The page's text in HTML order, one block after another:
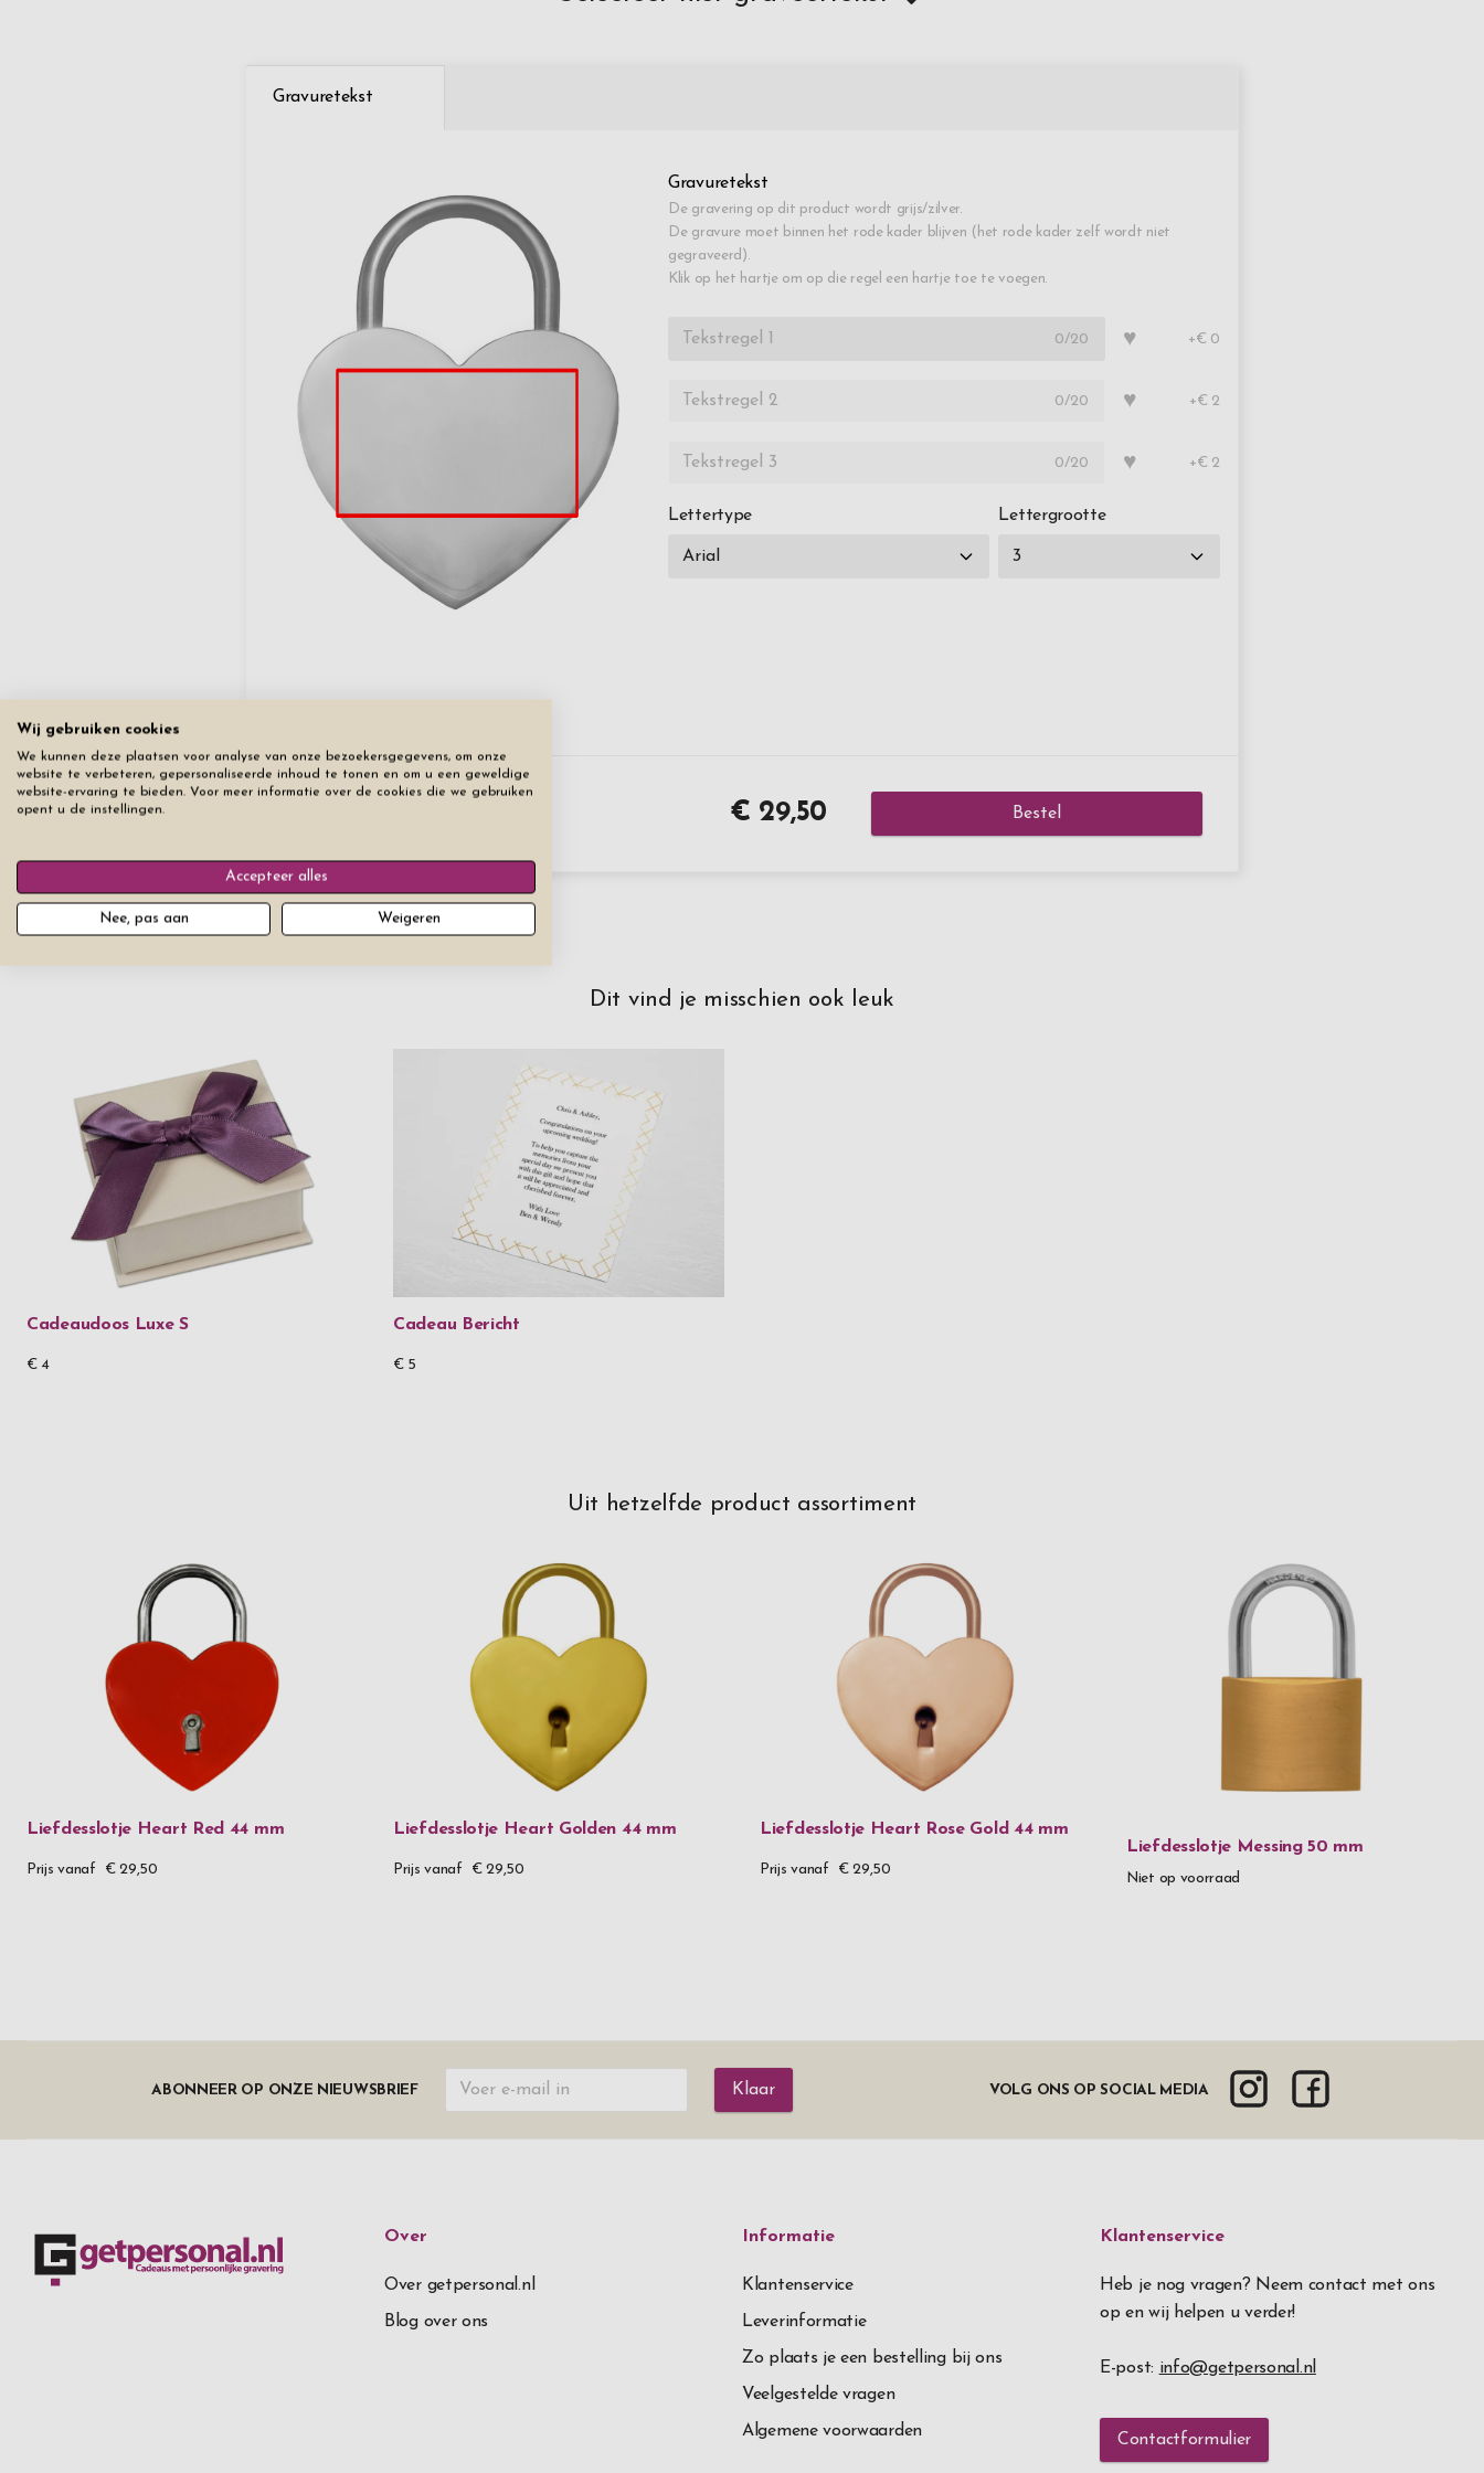
Gravuretekst
Gravuretekst
De gravering op dit product wordt grijs/zilver.
De gravure moet binnen het rode kader blijven (het rode kader zelf wordt niet
gegraveerd).
Klik op het hartje om op die regel een hartje toe te voegen.
0/20 ♥ +€ 0
0/20 ♥ +€ 2
0/20 ♥ +€ 2
Lettertype Lettergrootte
€ 29,50 Bestel
Dit vind je misschien ook leuk
Cadeaudoos Luxe S
€ 4
Cadeau Bericht
€ 5
Uit hetzelfde product assortiment
Liefdesslotje Heart Red 44 mm
Prijs vanaf € 29,50
Liefdesslotje Heart Golden 44 mm
Prijs vanaf € 29,50
Liefdesslotje Heart Rose Gold 44 mm
Prijs vanaf € 29,50
Liefdesslotje Messing 50 mm
Niet op voorraad
ABONNEER OP ONZE NIEUWSBRIEF Klaar VOLG ONS OP SOCIAL MEDIA
Over
Over getpersonal.nl
Blog over ons
Informatie
Klantenservice
Leverinformatie
Zo plaats je een bestelling bij ons
Veelgestelde vragen
Algemene voorwaarden
Klantenservice
Heb je nog vragen? Neem contact met ons
op en wij helpen u verder!
E-post: info@getpersonal.nl
Contactformulier
Wij gebruiken cookies
We kunnen deze plaatsen voor analyse van onze bezoekersgegevens, om onze
website te verbeteren, gepersonaliseerde inhoud te tonen en om u een geweldige
website-ervaring te bieden. Voor meer informatie over de cookies die we gebruiken
opent u de instellingen.
Accepteer alles
Nee, pas aan Weigeren